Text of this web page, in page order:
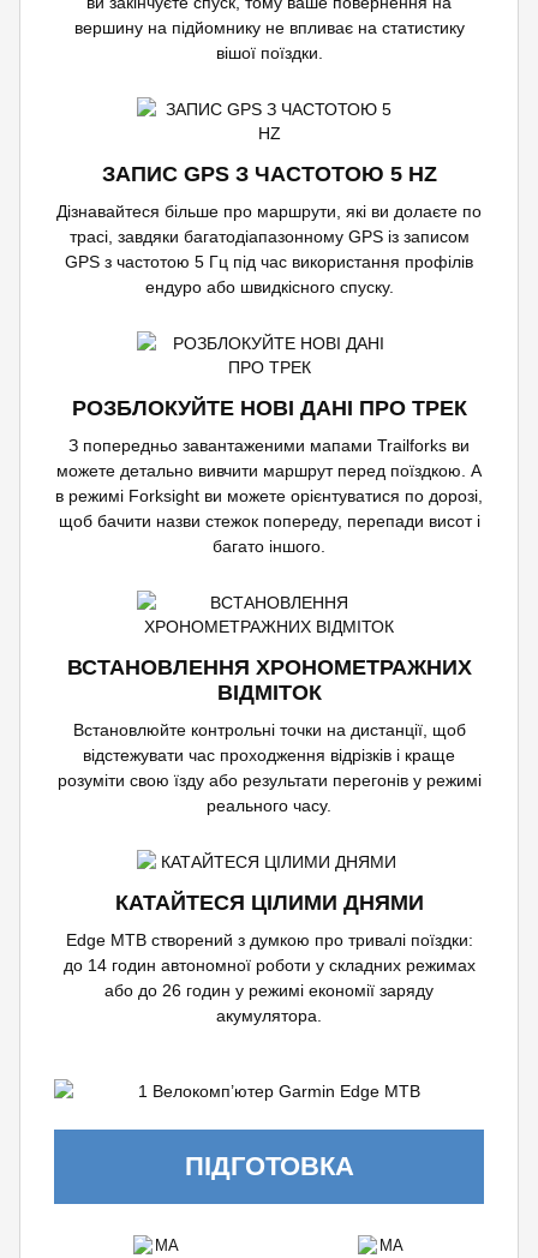
вершину на підйомнику не впливає на статистику
вішої поїздки.
ЗАПИС GPS З ЧАСТОТОЮ 5 HZ
Дізнавайтеся більше про маршрути, які ви долаєте по
трасі, завдяки багатодіапазонному GPS із записом
GPS з частотою 5 Гц під час використання профілів
ендуро або швидкісного спуску.
РОЗБЛОКУЙТЕ НОВІ ДАНІ ПРО ТРЕК
З попередньо завантаженими мапами Trailforks ви
можете детально вивчити маршрут перед поїздкою. А
в режимі Forksight ви можете орієнтуватися по дорозі,
щоб бачити назви стежок попереду, перепади висот і
багато іншого.
ВСТАНОВЛЕННЯ ХРОНОМЕТРАЖНИХ
ВІДМІТОК
Встановлюйте контрольні точки на дистанції, щоб
відстежувати час проходження відрізків і краще
розуміти свою їзду або результати перегонів у режимі
реального часу.
КАТАЙТЕСЯ ЦІЛИМИ ДНЯМИ
Edge MTB створений з думкою про тривалі поїздки:
до 14 годин автономної роботи у складних режимах
або до 26 годин у режимі економії заряду
акумулятора.
ПІДГОТОВКА